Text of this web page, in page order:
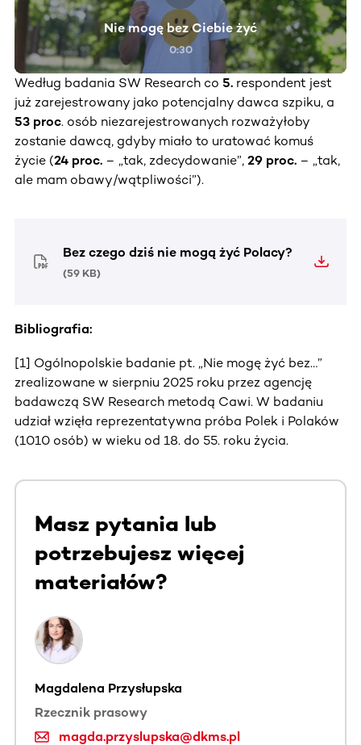
Nie mogę bez Ciebie żyć
0:30
Według badania SW Research co 5. respondent jest
już zarejestrowany jako potencjalny dawca szpiku, a
53 proc. osób niezarejestrowanych rozważyłoby
zostanie dawcą, gdyby miało to uratować komuś
życie (24 proc. – „tak, zdecydowanie”, 29 proc. – „tak,
ale mam obawy/wątpliwości”).
Bez czego dziś nie mogą żyć Polacy?
(59 KB)
Bibliografia:
[1] Ogólnopolskie badanie pt. „Nie mogę żyć bez…”
zrealizowane w sierpniu 2025 roku przez agencję
badawczą SW Research metodą Cawi. W badaniu
udział wzięła reprezentatywna próba Polek i Polaków
(1010 osób) w wieku od 18. do 55. roku życia.
Masz pytania lub
potrzebujesz więcej
materiałów?
Magdalena Przysłupska
Rzecznik prasowy
magda.przyslupska@dkms.pl